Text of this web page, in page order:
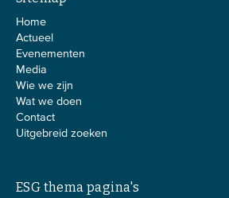
Home
Actueel
Evenementen
Media
Wie we zijn
Wat we doen
Contact
Uitgebreid zoeken
ESG thema pagina's